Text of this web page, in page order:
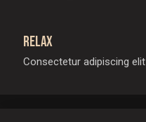
Relax
Consectetur adipiscing elit